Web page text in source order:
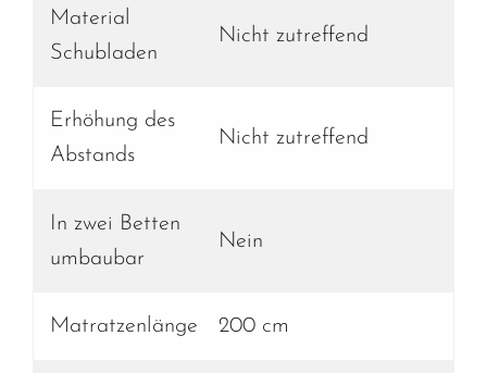
Material
Schubladen
Nicht zutreffend
Erhöhung des
Abstands
Nicht zutreffend
In zwei Betten
umbaubar
Nein
Matratzenlänge 200 cm